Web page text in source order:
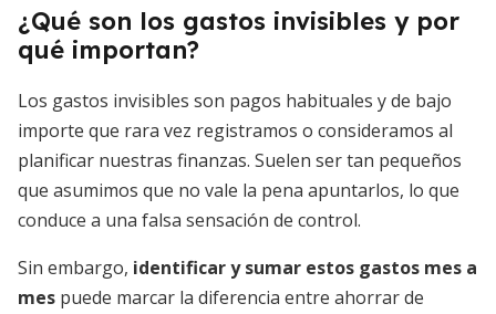
¿Qué son los gastos invisibles y por
qué importan?
Los gastos invisibles son pagos habituales y de bajo
importe que rara vez registramos o consideramos al
planificar nuestras finanzas. Suelen ser tan pequeños
que asumimos que no vale la pena apuntarlos, lo que
conduce a una falsa sensación de control.
Sin embargo, identificar y sumar estos gastos mes a
mes puede marcar la diferencia entre ahorrar de